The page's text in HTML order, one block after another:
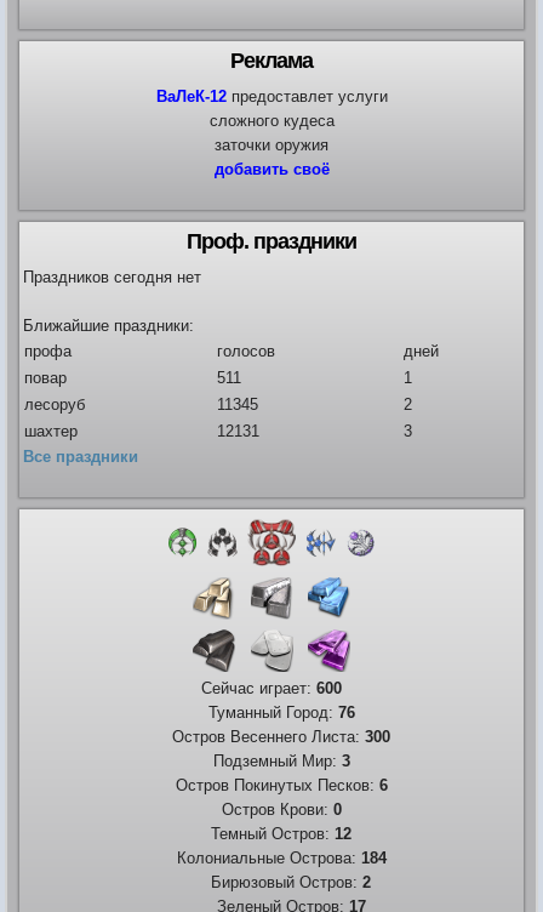
Реклама
ВаЛеК-12предоставлет услуги
сложного кудеса
заточки оружия
добавить своё
Проф. праздники
Праздников сегодня нет
Ближайшие праздники:
профа
голосов
дней
повар
511
1
лесоруб
11345
2
шахтер
12131
3
Все праздники
Сейчас играет: 600
Туманный Город: 76
Остров Весеннего Листа: 300
Подземный Мир: 3
Остров Покинутых Песков: 6
Остров Крови: 0
Темный Остров: 12
Колониальные Острова: 184
Бирюзовый Остров: 2
Зеленый Остров: 17